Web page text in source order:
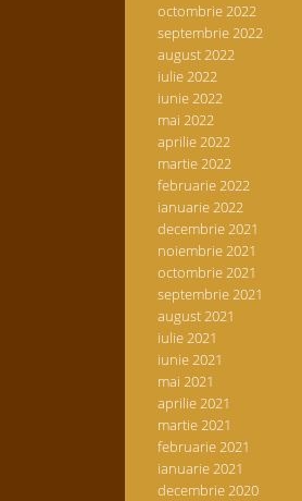
octombrie 2022
septembrie 2022
august 2022
iulie 2022
iunie 2022
mai 2022
aprilie 2022
martie 2022
februarie 2022
ianuarie 2022
decembrie 2021
noiembrie 2021
octombrie 2021
septembrie 2021
august 2021
iulie 2021
iunie 2021
mai 2021
aprilie 2021
martie 2021
februarie 2021
ianuarie 2021
decembrie 2020